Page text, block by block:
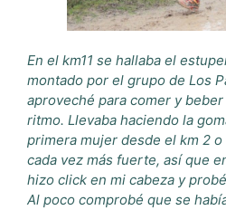
En el km11 se hallaba el
montado por el grupo de Los
aproveché para comer y
ritmo. Llevaba haciendo la
primera mujer desde el km 2
cada vez más fuerte, así que
hizo click en mi cabeza y
Al poco comprobé que se